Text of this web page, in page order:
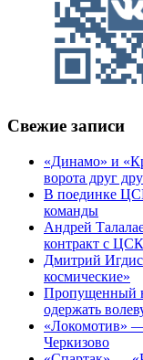
Свежие записи
«Динамо» и
ворота друг
В поединке
команды
Андрей
контракт с
Дмитрий
космические»
Пропущенный
одержать
«Локомотив»
Черкизово